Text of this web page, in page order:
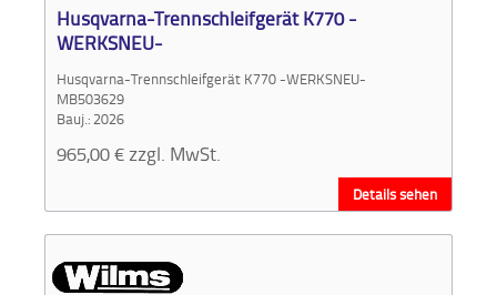
und
Angebote
Anfahrt
Husqvarna-Trennschleifgerät K770 -
WERKSNEU-
Husqvarna-Trennschleifgerät K770 -WERKSNEU-
MB503629
Bauj.: 2026
965,00€ zzgl. MwSt.
Details sehen